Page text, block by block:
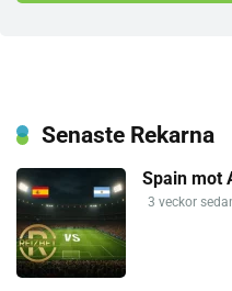
Senaste Rekarna
Spain mot
3 veckor